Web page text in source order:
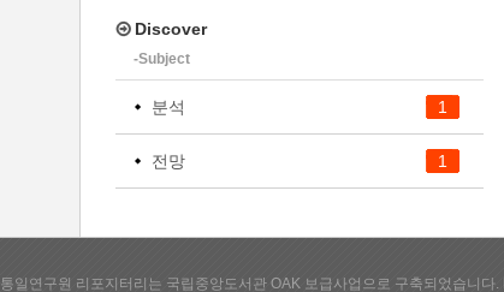
Discover
-Subject
1
분석
1
전망
통일연구원 리포지터리는 국립중앙도서관 OAK 보급사업으로 구축되었습니다.